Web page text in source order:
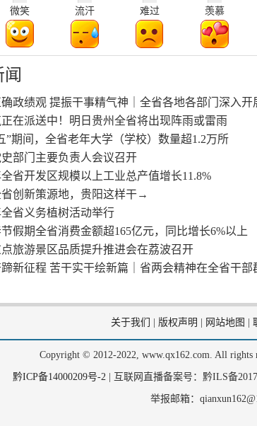
微笑 流汗 难过 羡慕
确政绩观 提振干事精气神｜全省各地各部门深入开
正在派送中！明日贵州全省将出现阵雨或雷雨
”期间，全省老年大学（学校）数量超1.2万所
史部门主要负责人会议召开
全省开发区规模以上工业总产值增长11.8%
省创新策源地，贵阳这样干→
全省义务植树活动举行
节假期全省消费金额超165亿元，同比增长6%以上
点旅游景区品质提升推进会在荔波召开
蹄新征程 苦干实干绘新篇｜省两会精神在全省干部
关于我们 版权声明 网站地图
Copyright © 2012-2022, www.qx162.com. All
黔ICP备14000209号-2| 互联网直播备案号：黔ILS备
举报邮箱：